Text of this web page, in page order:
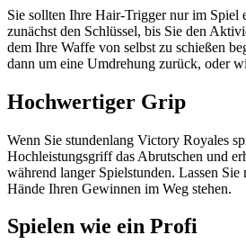
Sie sollten Ihre Hair-Trigger nur im Spiel
zunächst den Schlüssel, bis Sie den
dem Ihre Waffe von selbst zu schießen
dann um eine Umdrehung zurück, oder
Hochwertiger Grip
Wenn Sie stundenlang Victory Royales
Hochleistungsgriff das Abrutschen und
während langer Spielstunden. Lassen
Hände Ihren Gewinnen im Weg stehen.
Spielen wie ein Profi